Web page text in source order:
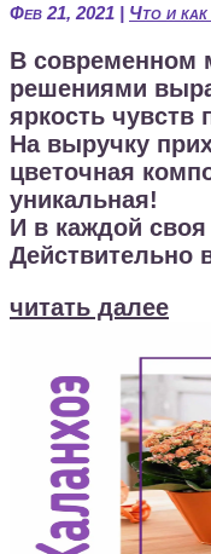
Фев 21, 2021 | Что и
В современном
решениями
яркость чувств
На выручку
цветочная
уникальная!
И в каждой своя
Действительно
читать далее